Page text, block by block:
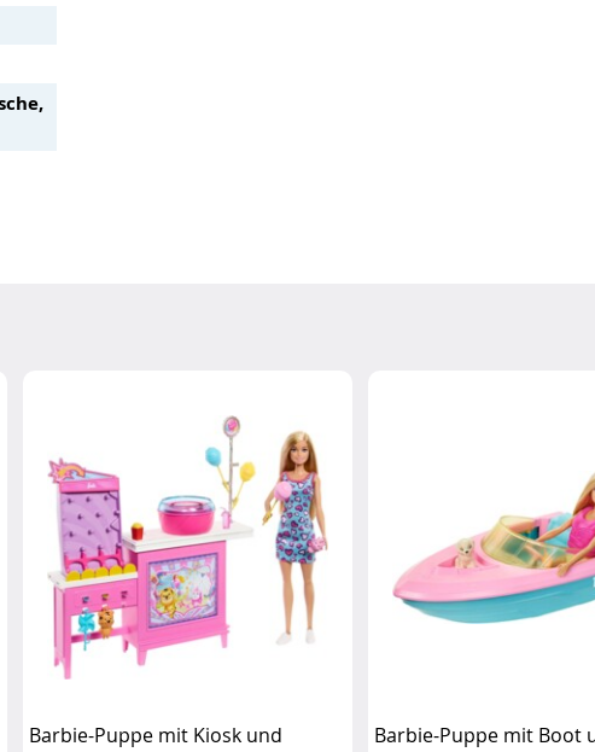
Barbie-Puppe mit Kiosk und
Barbie-Puppe mit Boot